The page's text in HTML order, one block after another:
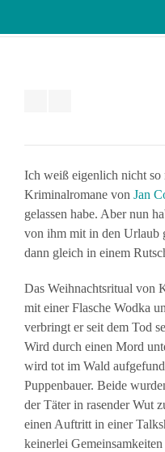
Ich weiß eigenlich nicht
Kriminalromane von Jan
gelassen habe. Aber nun
von ihm mit in den Urlaub
dann gleich in einem
Das Weihnachtsritual von
mit einer Flasche Wodka
verbringt er seit dem Tod
Wird durch einen Mord
wird tot im Wald
Puppenbauer. Beide
der Täter in rasender Wut
einen Auftritt in einer
keinerlei